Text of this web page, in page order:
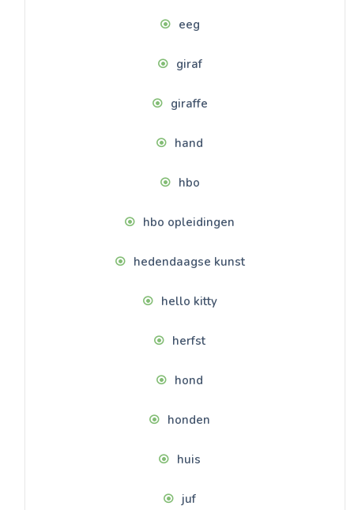
eeg
giraf
giraffe
hand
hbo
hbo opleidingen
hedendaagse kunst
hello kitty
herfst
hond
honden
huis
juf